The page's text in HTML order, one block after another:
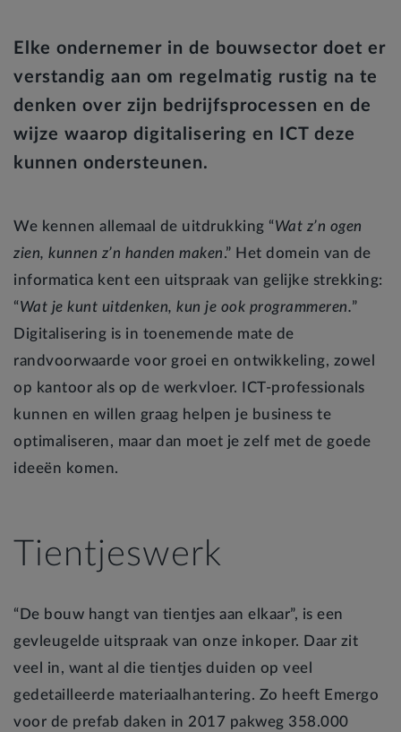
Elke ondernemer in de bouwsector doet er
verstandig aan om regelmatig rustig na te
denken over zijn bedrijfsprocessen en de
wijze waarop digitalisering en ICT deze
kunnen ondersteunen.
We kennen allemaal de uitdrukking “Wat z’n ogen
zien, kunnen z’n handen maken.” Het domein van de
informatica kent een uitspraak van gelijke strekking:
“Wat je kunt uitdenken, kun je ook programmeren.”
Digitalisering is in toenemende mate de
randvoorwaarde voor groei en ontwikkeling, zowel
op kantoor als op de werkvloer. ICT-professionals
kunnen en willen graag helpen je business te
optimaliseren, maar dan moet je zelf met de goede
ideeën komen.
Tientjeswerk
“De bouw hangt van tientjes aan elkaar”, is een
gevleugelde uitspraak van onze inkoper. Daar zit
veel in, want al die tientjes duiden op veel
gedetailleerde materiaalhantering. Zo heeft Emergo
voor de prefab daken in 2017 pakweg 358.000